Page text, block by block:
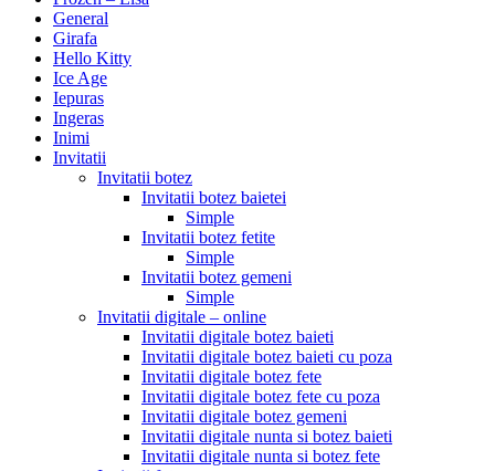
General
Girafa
Hello Kitty
Ice Age
Iepuras
Ingeras
Inimi
Invitatii
Invitatii botez
Invitatii botez baietei
Simple
Invitatii botez fetite
Simple
Invitatii botez gemeni
Simple
Invitatii digitale – online
Invitatii digitale botez baieti
Invitatii digitale botez baieti cu poza
Invitatii digitale botez fete
Invitatii digitale botez fete cu poza
Invitatii digitale botez gemeni
Invitatii digitale nunta si botez baieti
Invitatii digitale nunta si botez fete